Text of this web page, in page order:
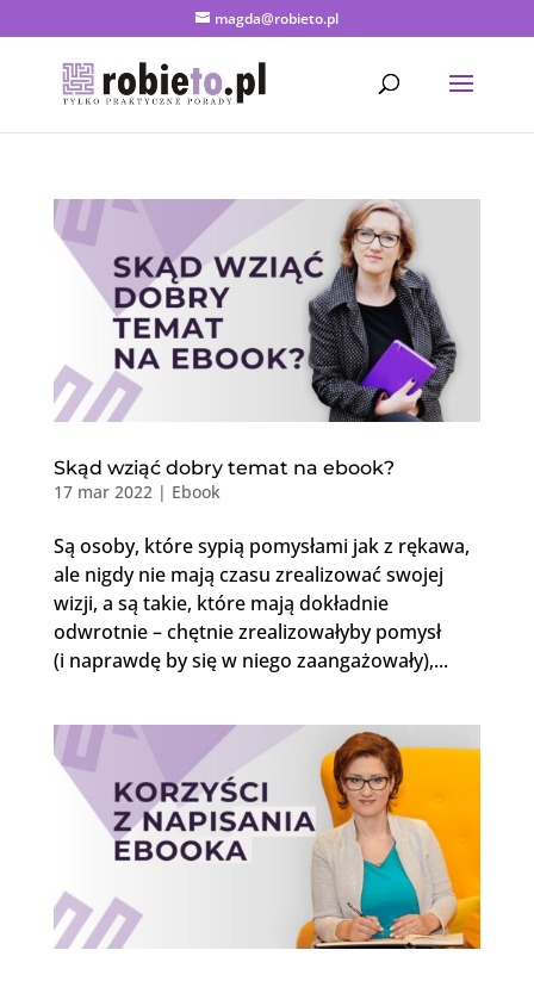
magda@robieto.pl
Skąd wziąć dobry temat na ebook?
17 mar 2022| Ebook
Są osoby, które sypią pomysłami jak z rękawa,
ale nigdy nie mają czasu zrealizować swojej
wizji, a są takie, które mają dokładnie
odwrotnie – chętnie zrealizowałyby pomysł
(i naprawdę by się w niego zaangażowały),...